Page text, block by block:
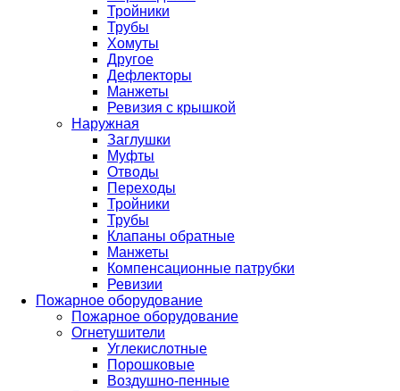
Тройники
Трубы
Хомуты
Другое
Дефлекторы
Манжеты
Ревизия с крышкой
Наружная
Заглушки
Муфты
Отводы
Переходы
Тройники
Трубы
Клапаны обратные
Манжеты
Компенсационные патрубки
Ревизии
Пожарное оборудование
Пожарное оборудование
Огнетушители
Углекислотные
Порошковые
Воздушно-пенные